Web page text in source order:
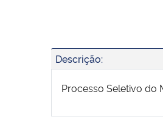
Descrição:
Processo Seletivo do